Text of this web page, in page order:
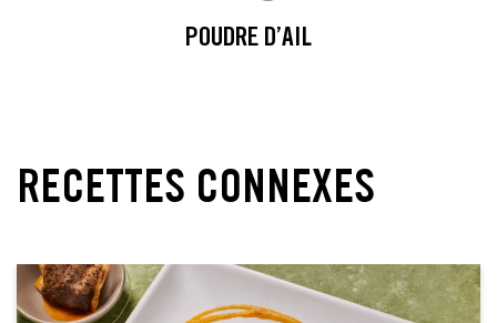
POUDRE D’AIL
RECETTES CONNEXES